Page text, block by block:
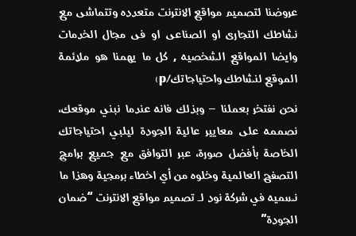
عروضنا لتصميم مواقع الانترنت متعدده وتتماشى مع
نشاطك التجارى او الصناعى او فى مجال الخدمات
وايضا المواقع الشخصيه , كل ما يهمنا هو ملائمة
الموقع لنشاطك واحتياجاتك/p>
نحن نفتخر بعملنا – وبذلك فانه عندما نبني موقعك،
نصممه على معايير عالية الجودة ليلبي احتياجاتك
الخاصة بأفضل صورة، عبر التوافق مع جميع برامج
التصفح العالمية وخلوه من أي اخطاء برمجية وهذا ما
نسميه في شركة نود لـ تصميم مواقع الانترنت “ضمان
الجودة”